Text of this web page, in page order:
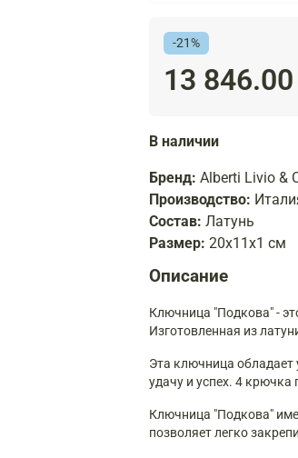
-21%
13
В наличии
Бренд: Alberti Livio &
Производство:
Состав: Латунь
Размер: 20x11x1 см
Описание
Ключница "Подкова" -
Изготовленная из
Эта ключница
удачу и успех. 4
Ключница "Подкова"
позволяет легко